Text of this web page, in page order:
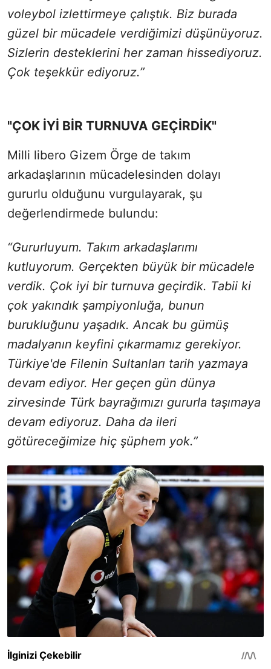
voleybol izlettirmeye çalıştık. Biz burada
güzel bir mücadele verdiğimizi düşünüyoruz.
Sizlerin desteklerini her zaman hissediyoruz.
Çok teşekkür ediyoruz.”
"ÇOK İYİ BİR TURNUVA GEÇİRDİK"
Milli libero Gizem Örge de takım
arkadaşlarının mücadelesinden dolayı
gururlu olduğunu vurgulayarak, şu
değerlendirmede bulundu:
“Gururluyum. Takım arkadaşlarımı
kutluyorum. Gerçekten büyük bir mücadele
verdik. Çok iyi bir turnuva geçirdik. Tabii ki
çok yakındık şampiyonluğa, bunun
burukluğunu yaşadık. Ancak bu gümüş
madalyanın keyfini çıkarmamız gerekiyor.
Türkiye'de Filenin Sultanları tarih yazmaya
devam ediyor. Her geçen gün dünya
zirvesinde Türk bayrağımızı gururla taşımaya
devam ediyoruz. Daha da ileri
götüreceğimize hiç şüphem yok.”